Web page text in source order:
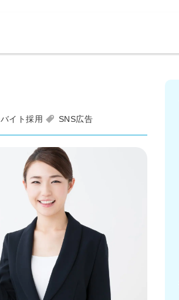
イト採用 SNS広告